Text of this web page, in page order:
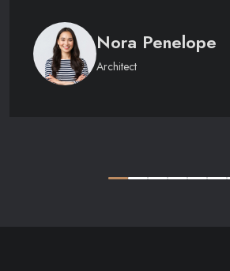
Nora Penelope
Architect